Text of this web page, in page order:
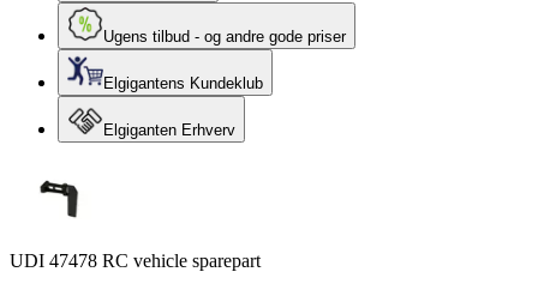
Ugens tilbud - og andre gode priser
Elgigantens Kundeklub
Elgiganten Erhverv
UDI 47478 RC vehicle sparepart